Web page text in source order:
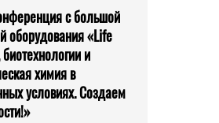
с большой
оборудования «Life
и
химия в
условиях. Создаем